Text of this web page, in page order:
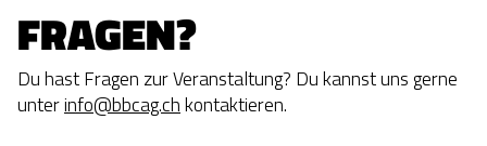
FRAGEN?
Du hast Fragen zur Veranstaltung? Du kannst uns gerne
unterinfo@bbcag.chkontaktieren.